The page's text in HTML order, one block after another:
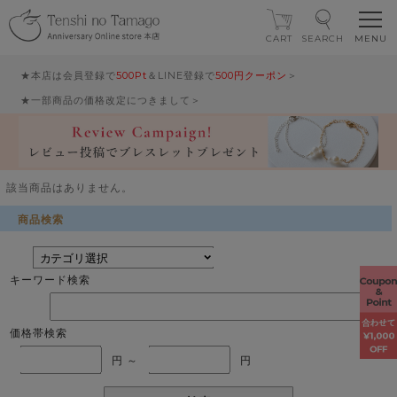
★本店は会員登録で500Pt ＆LINE登録で500円クーポン ＞
★一部商品の価格改定につきまして＞
CART SEARCH
該当商品はありません。
商品検索
キーワード検索
価格帯検索
円 ～ 円